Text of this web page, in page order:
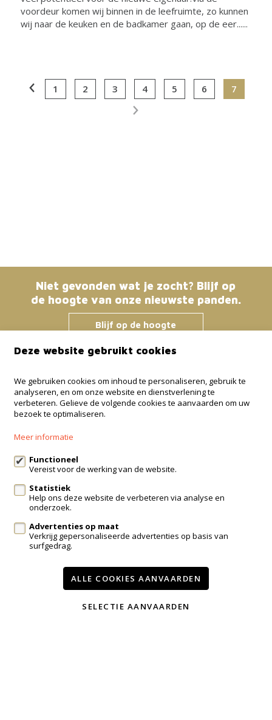
voordeur komen wij binnen in de leefruimte, zo kunnen
wij naar de keuken en de badkamer gaan, op de eer......
1 2 3 4 5 6 7
Niet gevonden wat je zocht? Blijf op
de hoogte van onze nieuwste panden.
Blijf op de hoogte
Immo Bosmans
Klokstraat 25 / 21
3600 Genk
info@immo-bosmans.be
Te koop Te huur
Contact
Wijzig cookie voorkeuren
voorwaarden privacy powered by Whise
Deze website gebruikt cookies
We gebruiken cookies om inhoud te personaliseren, gebruik te
analyseren, en om onze website en dienstverlening te
verbeteren. Gelieve de volgende cookies te aanvaarden om uw
bezoek te optimaliseren.
Meer informatie
Functioneel
Vereist voor de werking van de website.
Statistiek
Help ons deze website de verbeteren via analyse en
onderzoek.
Advertenties op maat
Verkrijg gepersonaliseerde advertenties op basis van
surfgedrag.
ALLE COOKIES AANVAARDEN
SELECTIE AANVAARDEN